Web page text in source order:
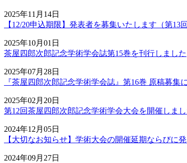
2025年11月14日
【12/20申込期限】発表者を募集いたします（第13
2025年10月01日
茶屋四郎次郎記念学術学会誌第15巻を刊行しました
2025年07月28日
『茶屋四郎次郎記念学術学会誌』第16巻 原稿募集
2025年02月20日
第12回茶屋四郎次郎記念学術学会大会を開催しまし
2024年12月05日
【大切なお知らせ】学術大会の開催延期ならびに
2024年09月27日